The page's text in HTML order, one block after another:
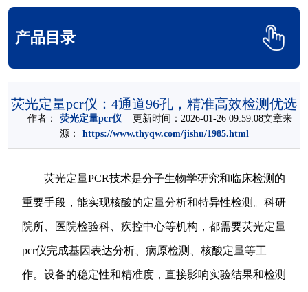
产品目录
荧光定量pcr仪​：4通道96孔，精准高效检测优选
作者： 荧光定量pcr仪​更新时间：2026-01-26 09:59:08文章来
源：
https://www.thyqw.com/jishu/1985.html
荧光定量PCR技术是分子生物学研究和临床检测的
重要手段，能实现核酸的定量分析和特异性检测。科研
院所、医院检验科、疾控中心等机构，都需要荧光定量
pcr仪完成基因表达分析、病原检测、核酸定量等工
作。设备的稳定性和精准度，直接影响实验结果和检测